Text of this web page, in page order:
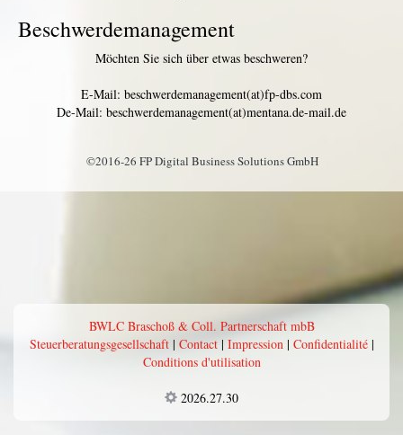
Beschwerdemanagement
Möchten Sie sich über etwas beschweren?
E-Mail: beschwerdemanagement(at)fp-dbs.com
De-Mail: beschwerdemanagement(at)mentana.de-mail.de
©2016-26 FP Digital Business Solutions GmbH
BWLC Braschoß & Coll. Partnerschaft mbB
Steuerberatungsgesellschaft| Contact| Impression| Confidentialité|
Conditions d'utilisation
2026.27.30